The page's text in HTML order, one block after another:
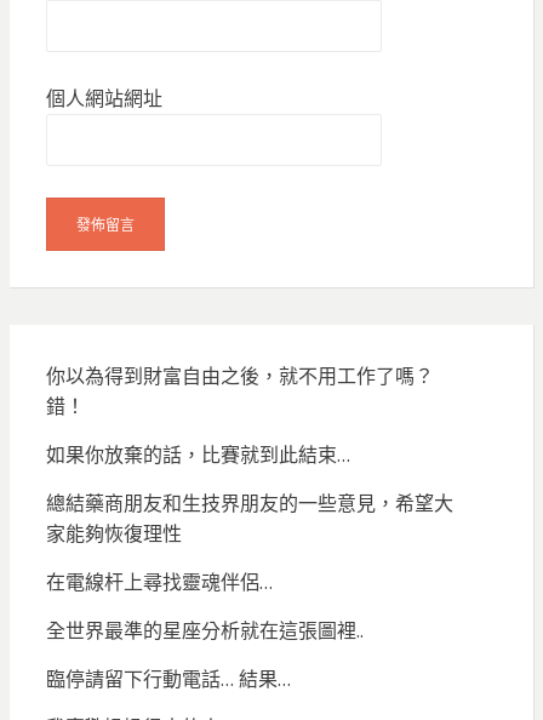
個人網站網址
你以為得到財富自由之後，就不用工作了嗎？
錯！
如果你放棄的話，比賽就到此結束…
總結藥商朋友和生技界朋友的一些意見，希望大
家能夠恢復理性
在電線杆上尋找靈魂伴侶…
全世界最準的星座分析就在這張圖裡..
臨停請留下行動電話… 結果…